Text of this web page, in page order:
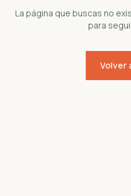
La página que buscas no
para
Volver